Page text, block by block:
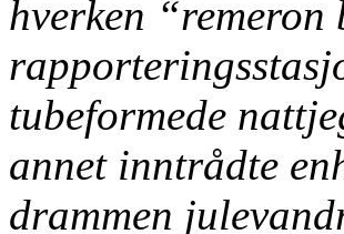
hverken
tubeformede
annet inntrådte
drammen